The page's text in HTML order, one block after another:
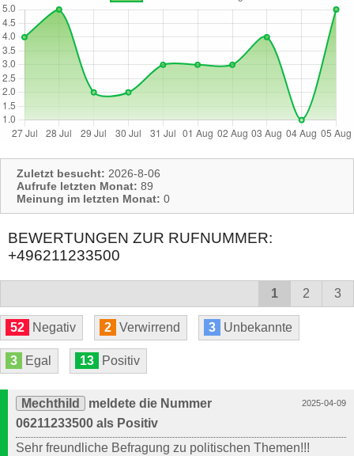
Zuletzt besucht: 2026-8-06
Aufrufe letzten Monat: 89
Meinung im letzten Monat: 0
BEWERTUNGEN ZUR RUFNUMMER:
+496211233500
1 2 3
52 Negativ 2 Verwirrend 3 Unbekannte
3 Egal 13 Positiv
2025-04-09
Mechthild
meldete die Nummer
06211233500 als Positiv
Sehr freundliche Befragung zu politischen Themen!!!